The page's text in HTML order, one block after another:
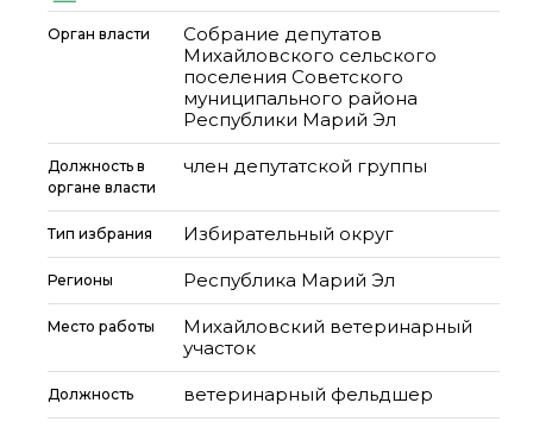
Орган власти
Собрание депутатов
Михайловского сельского
поселения Советского
муниципального района
Республики Марий Эл
Должность в
органе власти
член депутатской группы
Тип избрания Избирательный округ
Регионы Республика Марий Эл
Место работы
Михайловский ветеринарный
участок
Должность ветеринарный фельдшер